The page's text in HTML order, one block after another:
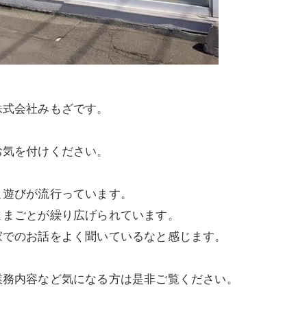
会社みもざです。
を付けください。
びが流行っています。
ごとが繰り広げられています。
のお話をよく聞いているなと感じます。
内容など気になる方は是非ご覧ください。